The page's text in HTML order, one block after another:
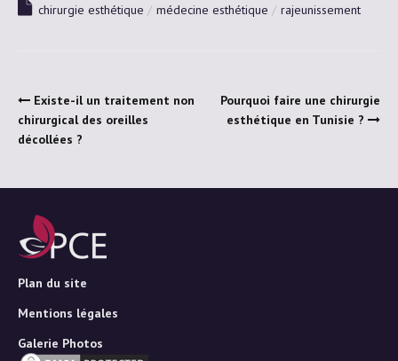
chirurgie esthétique médecine esthétique rajeunissement
Existe-il un traitement non
chirurgical des oreilles
décollées ?
Pourquoi faire une chirurgie
esthétique en Tunisie ?
Plan du site
Mentions légales
Galerie Photos